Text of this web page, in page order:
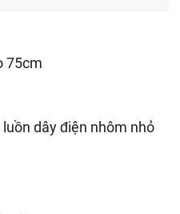
75cm
dây điện nhôm nhỏ